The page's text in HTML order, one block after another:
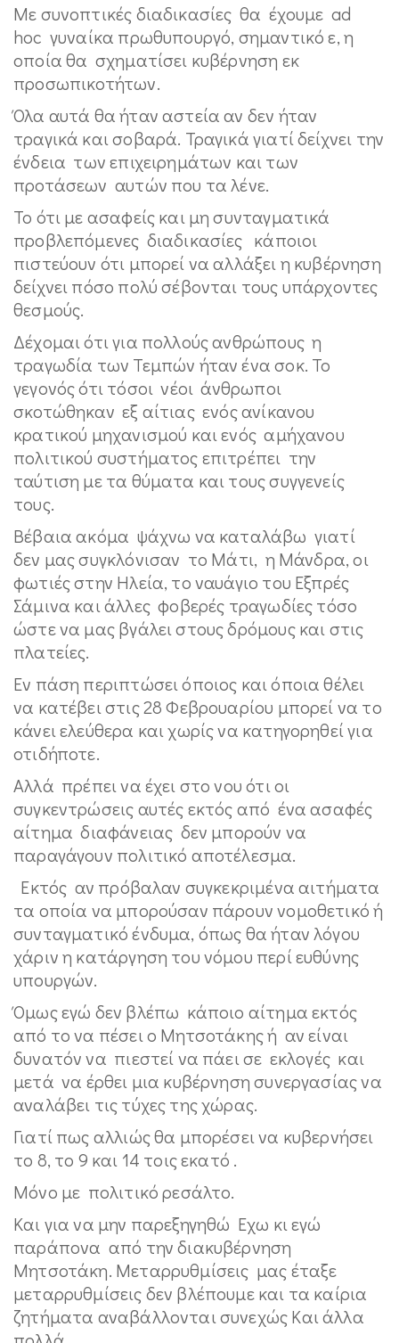
Με συνοπτικές διαδικασίες θα έχουμε ad
hoc γυναίκα πρωθυπουργό, σημαντικό ε, η
οποία θα σχηματίσει κυβέρνηση εκ
προσωπικοτήτων.
Όλα αυτά θα ήταν αστεία αν δεν ήταν
τραγικά και σοβαρά. Τραγικά γιατί δείχνει την
ένδεια των επιχειρημάτων και των
προτάσεων αυτών που τα λένε.
Το ότι με ασαφείς και μη συνταγματικά
προβλεπόμενες διαδικασίες κάποιοι
πιστεύουν ότι μπορεί να αλλάξει η κυβέρνηση
δείχνει πόσο πολύ σέβονται τους υπάρχοντες
θεσμούς.
Δέχομαι ότι για πολλούς ανθρώπους η
τραγωδία των Τεμπών ήταν ένα σοκ. Το
γεγονός ότι τόσοι νέοι άνθρωποι
σκοτώθηκαν εξ αίτιας ενός ανίκανου
κρατικού μηχανισμού και ενός αμήχανου
πολιτικού συστήματος επιτρέπει την
ταύτιση με τα θύματα και τους συγγενείς
τους.
Βέβαια ακόμα ψάχνω να καταλάβω γιατί
δεν μας συγκλόνισαν το Μάτι, η Μάνδρα, οι
φωτιές στην Ηλεία, το ναυάγιο του Εξπρές
Σάμινα και άλλες φοβερές τραγωδίες τόσο
ώστε να μας βγάλει στους δρόμους και στις
πλατείες.
Εν πάση περιπτώσει όποιος και όποια θέλει
να κατέβει στις 28 Φεβρουαρίου μπορεί να το
κάνει ελεύθερα και χωρίς να κατηγορηθεί για
οτιδήποτε.
Αλλά πρέπει να έχει στο νου ότι οι
συγκεντρώσεις αυτές εκτός από ένα ασαφές
αίτημα διαφάνειας δεν μπορούν να
παραγάγουν πολιτικό αποτέλεσμα.
Εκτός αν πρόβαλαν συγκεκριμένα αιτήματα
τα οποία να μπορούσαν πάρουν νομοθετικό ή
συνταγματικό ένδυμα, όπως θα ήταν λόγου
χάριν η κατάργηση του νόμου περί ευθύνης
υπουργών.
Όμως εγώ δεν βλέπω κάποιο αίτημα εκτός
από το να πέσει ο Μητσοτάκης ή αν είναι
δυνατόν να πιεστεί να πάει σε εκλογές και
μετά να έρθει μια κυβέρνηση συνεργασίας να
αναλάβει τις τύχες της χώρας.
Γιατί πως αλλιώς θα μπορέσει να κυβερνήσει
το 8, το 9 και 14 τοις εκατό .
Μόνο με πολιτικό ρεσάλτο.
Και για να μην παρεξηγηθώ Εχω κι εγώ
παράπονα από την διακυβέρνηση
Μητσοτάκη. Μεταρρυθμίσεις μας έταξε
μεταρρυθμίσεις δεν βλέπουμε και τα καίρια
ζητήματα αναβάλλονται συνεχώς Και άλλα